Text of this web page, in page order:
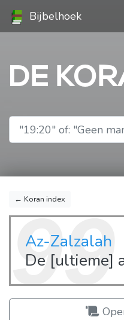
Bijbelhoek
DE
← Koran index
99
Az-Zalzalah
De [ultieme]